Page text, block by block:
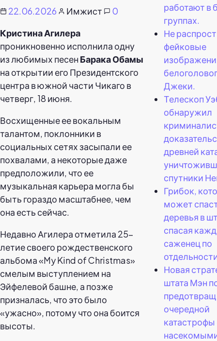
22.06.2026 Имжист
0
Кристина Агилера
проникновенно исполнила одну
из любимых песен Барака Обамы
на открытии его Президентского
центра в южной части Чикаго в
четверг, 18 июня.
Восхищенные ее вокальным
талантом, поклонники в
социальных сетях засыпали ее
похвалами, а некоторые даже
предположили, что ее
музыкальная карьера могла бы
быть гораздо масштабнее, чем
она есть сейчас.
Недавно Агилера отметила 25-
летие своего рождественского
альбома «My Kind of Christmas»
смелым выступлением на
Эйфелевой башне, а позже
призналась, что это было
«ужасно», потому что она боится
высоты.
работают в
группах.
Не
фейковые
Джеки.
Телескоп
обнаружил
древней
спутники
Грибок,
может
деревья в
спасая
саженец по
Новая
штата Мэн
очередной
катастрофы